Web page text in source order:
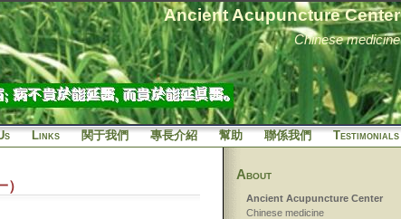
Ancient Acupuncture Center
Chinese medicine
Links 関于我們 專長介紹 幫助 聯係我們 Testimonials
About
Ancient Acupuncture Center
Chinese medicine